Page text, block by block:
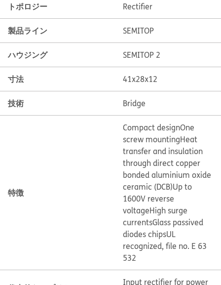
トポロジー Rectifier
製品ライン SEMITOP
ハウジング SEMITOP 2
寸法 41x28x12
技術 Bridge
特徴
Compact designOne
screw mountingHeat
transfer and insulation
through direct copper
bonded aluminium oxide
ceramic (DCB)Up to
1600V reverse
voltageHigh surge
currentsGlass passived
diodes chipsUL
recognized, file no. E 63
532
Input rectifier for power